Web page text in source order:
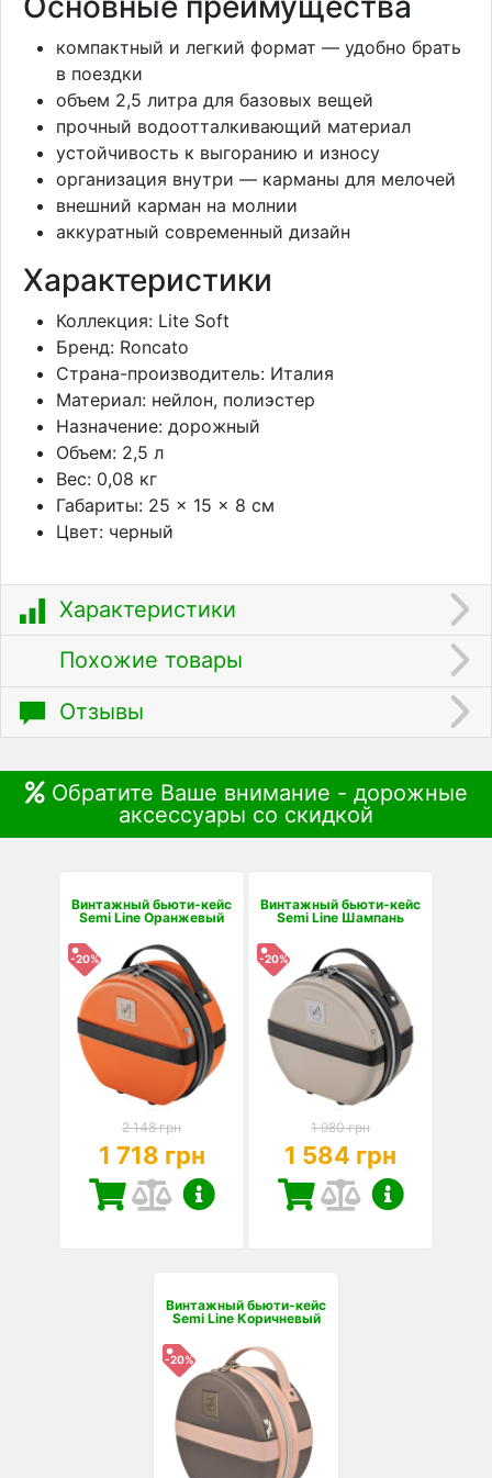
компактный и легкий формат — удобно брать
в поездки
объем 2,5 литра для базовых вещей
прочный водоотталкивающий материал
устойчивость к выгоранию и износу
организация внутри — карманы для мелочей
внешний карман на молнии
аккуратный современный дизайн
Характеристики
Коллекция: Lite Soft
Бренд: Roncato
Страна-производитель: Италия
Материал: нейлон, полиэстер
Назначение: дорожный
Объем: 2,5 л
Вес: 0,08 кг
Габариты: 25 × 15 × 8 см
Цвет: черный
Характеристики
Похожие товары
Отзывы
Обратите Ваше внимание - дорожные
аксессуары со скидкой
Винтажный бьюти-кейс
Semi Line Оранжевый
-20%
2 148 грн
1 718 грн
Винтажный бьюти-кейс
Semi Line Шампань
-20%
1 980 грн
1 584 грн
Винтажный бьюти-кейс
Semi Line Коричневый
-20%